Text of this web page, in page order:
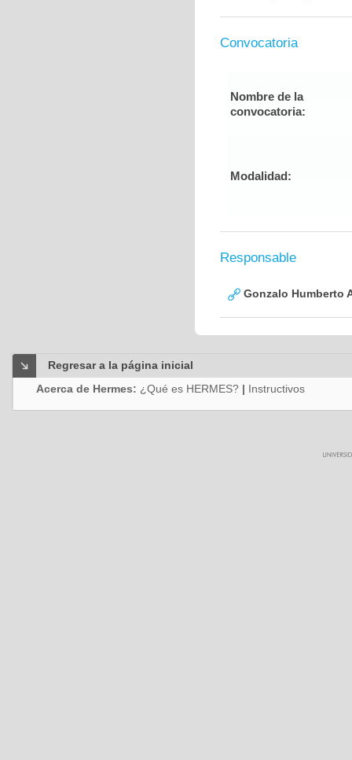
Convocatoria
Nombre de la
convocatoria:
Modalidad:
Responsable
Gonzalo Humberto
Regresar a la página inicial
Acerca de Hermes: ¿Qué es HERMES? | Instructivos